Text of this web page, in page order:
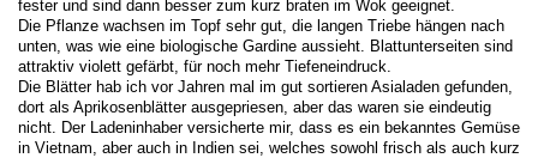
fester und sind dann besser zum kurz braten im Wok geeignet.
Die Pflanze wachsen im Topf sehr gut, die langen Triebe hängen nach
unten, was wie eine biologische Gardine aussieht. Blattunterseiten sind
attraktiv violett gefärbt, für noch mehr Tiefeneindruck.
Die Blätter hab ich vor Jahren mal im gut sortieren Asialaden gefunden,
dort als Aprikosenblätter ausgepriesen, aber das waren sie eindeutig
nicht. Der Ladeninhaber versicherte mir, dass es ein bekanntes Gemüse
in Vietnam, aber auch in Indien sei, welches sowohl frisch als auch kurz